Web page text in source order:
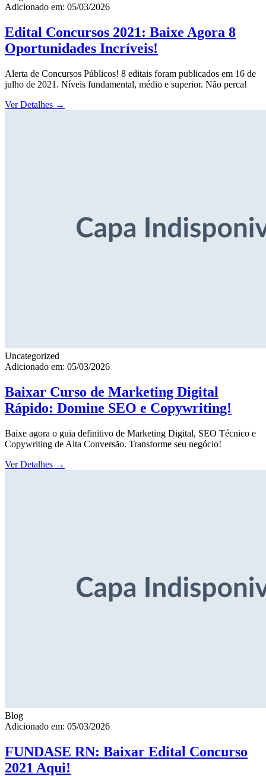
Adicionado em: 05/03/2026
Edital Concursos 2021: Baixe Agora 8
Oportunidades Incríveis!
Alerta de Concursos Públicos! 8 editais foram publicados em 16 de
julho de 2021. Níveis fundamental, médio e superior. Não perca!
Ver Detalhes →
Uncategorized
Adicionado em: 05/03/2026
Baixar Curso de Marketing Digital
Rápido: Domine SEO e Copywriting!
Baixe agora o guia definitivo de Marketing Digital, SEO Técnico e
Copywriting de Alta Conversão. Transforme seu negócio!
Ver Detalhes →
Blog
Adicionado em: 05/03/2026
FUNDASE RN: Baixar Edital Concurso
2021 Aqui!